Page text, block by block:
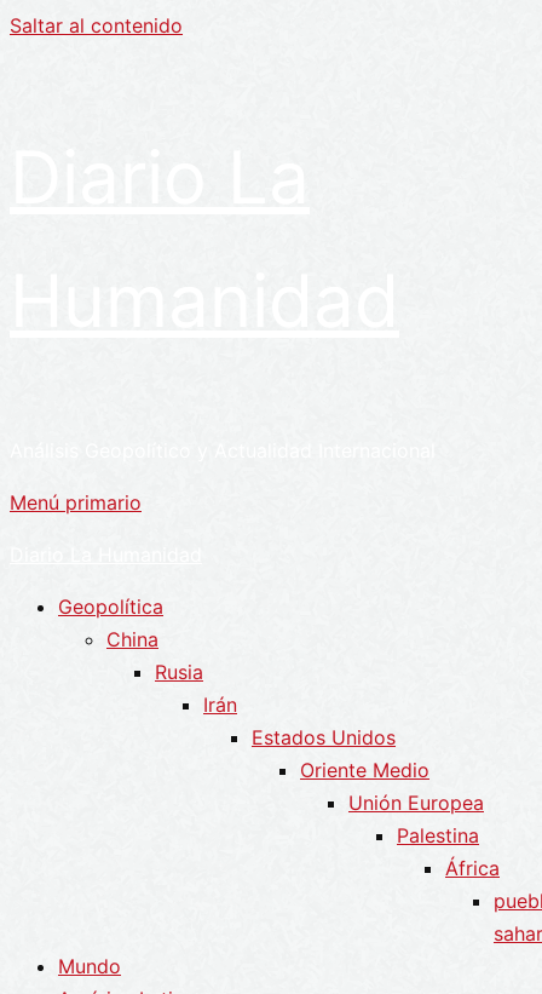
Saltar al contenido
Menú primario
Geopolítica
China
Rusia
Irán
Estados Unidos
Oriente Medio
Unión Europea
Palestina
África
Mundo